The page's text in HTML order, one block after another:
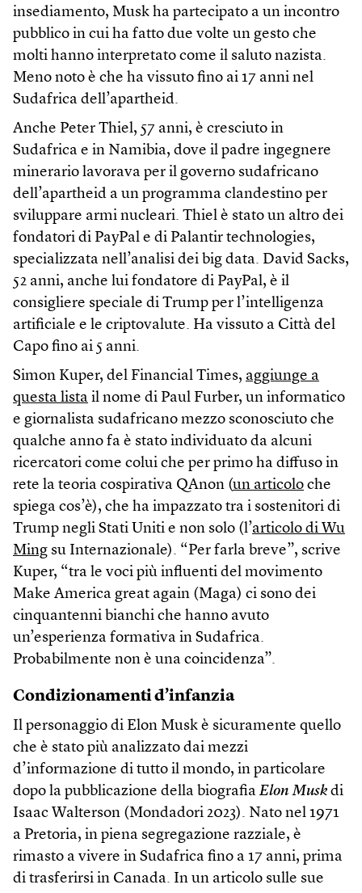
insediamento, Musk ha partecipato a un incontro
pubblico in cui ha fatto due volte un gesto che
molti hanno interpretato come il saluto nazista.
Meno noto è che ha vissuto fino ai 17 anni nel
Sudafrica dell’apartheid.
Anche Peter Thiel, 57 anni, è cresciuto in
Sudafrica e in Namibia, dove il padre ingegnere
minerario lavorava per il governo sudafricano
dell’apartheid a un programma clandestino per
sviluppare armi nucleari. Thiel è stato un altro dei
fondatori di PayPal e di Palantir technologies,
specializzata nell’analisi dei big data. David Sacks,
52 anni, anche lui fondatore di PayPal, è il
consigliere speciale di Trump per l’intelligenza
artificiale e le criptovalute. Ha vissuto a Città del
Capo fino ai 5 anni.
Simon Kuper, del Financial Times, aggiunge a
questa lista il nome di Paul Furber, un informatico
e giornalista sudafricano mezzo sconosciuto che
qualche anno fa è stato individuato da alcuni
ricercatori come colui che per primo ha diffuso in
rete la teoria cospirativa QAnon (un articolo che
spiega cos’è), che ha impazzato tra i sostenitori di
Trump negli Stati Uniti e non solo (l’articolo di Wu
Ming su Internazionale). “Per farla breve”, scrive
Kuper, “tra le voci più influenti del movimento
Make America great again (Maga) ci sono dei
cinquantenni bianchi che hanno avuto
un’esperienza formativa in Sudafrica.
Probabilmente non è una coincidenza”.
Condizionamenti d’infanzia
Il personaggio di Elon Musk è sicuramente quello
che è stato più analizzato dai mezzi
d’informazione di tutto il mondo, in particolare
dopo la pubblicazione della biografia Elon Musk di
Isaac Walterson (Mondadori 2023). Nato nel 1971
a Pretoria, in piena segregazione razziale, è
rimasto a vivere in Sudafrica fino a 17 anni, prima
di trasferirsi in Canada. In un articolo sulle sue